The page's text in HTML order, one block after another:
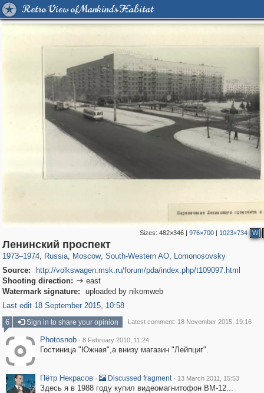
Retro View of Mankind's Habitat
Sizes: 482×346| 976×700| 1023×734 W
Ленинский проспект
1973–1974, Russia
1,407,905 29,263
, Moscow
319,973 8,295
, South-Western AO
12,414
, Lomonosovsky
Source:
http://volkswagen.msk.ru/forum/pda/index.php/t109097.html
Shooting direction:  east
Watermark signature:
uploaded by nikomweb
Last edit 18 September 2015, 10:58
6
Sign in to share your opinion Latest comment: 18 November 2015, 19:16
Photosnob · 8 February 2010, 11:24
Гостиница "Южная",а внизу магазин "Лейпциг".
Пётр Некрасов · Discussed fragment · 13 March 2011, 15:53
Здесь я в 1988 году купил видеомагнитофон ВМ-12...